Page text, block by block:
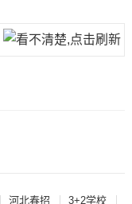
河北春招 3+2学校